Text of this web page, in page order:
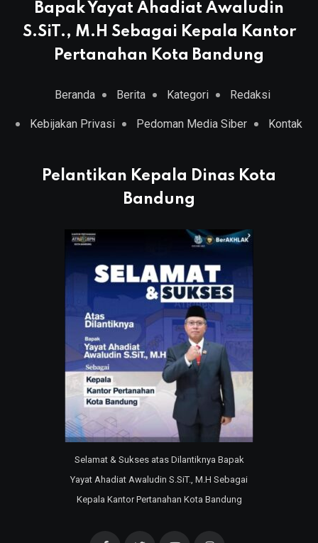
Bapak Yayat Ahadiat Awaludin
S.SiT., M.H Sebagai Kepala Kantor
Pertanahan Kota Bandung
Beranda Berita Kategori Redaksi
Kebijakan Privasi Pedoman Media Siber Kontak
Pelantikan Kepala Dinas Kota
Bandung
Selamat & Sukses atas Dilantiknya Bapak
Yayat Ahadiat Awaludin S.SiT., M.H Sebagai
Kepala Kantor Pertanahan Kota Bandung